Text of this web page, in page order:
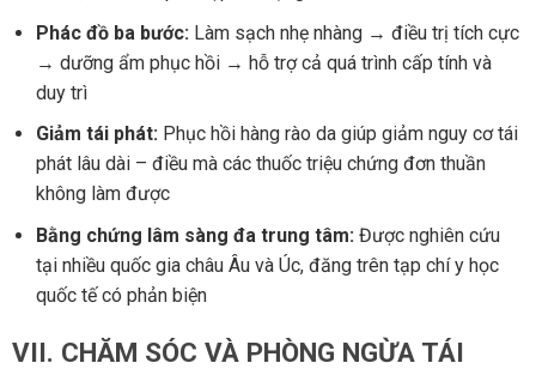
Phác đồ ba bước:Làm sạch nhẹ nhàng → điều trị tích cực
→ dưỡng ẩm phục hồi → hỗ trợ cả quá trình cấp tính và
duy trì
Giảm tái phát:Phục hồi hàng rào da giúp giảm nguy cơ tái
phát lâu dài – điều mà các thuốc triệu chứng đơn thuần
không làm được
Bằng chứng lâm sàng đa trung tâm:Được nghiên cứu
tại nhiều quốc gia châu Âu và Úc, đăng trên tạp chí y học
quốc tế có phản biện
VII. CHĂM SÓC VÀ PHÒNG NGỪA TÁI